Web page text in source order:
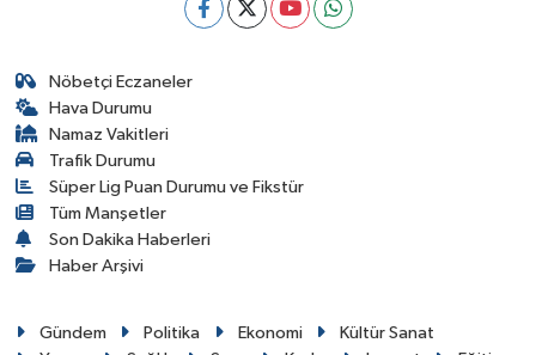
Nöbetçi Eczaneler
Hava Durumu
Namaz Vakitleri
Trafik Durumu
Süper Lig Puan Durumu ve Fikstür
Tüm Manşetler
Son Dakika Haberleri
Haber Arşivi
Gündem Politika Ekonomi
Kültür Sanat